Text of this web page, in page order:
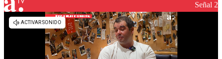
Señal 2